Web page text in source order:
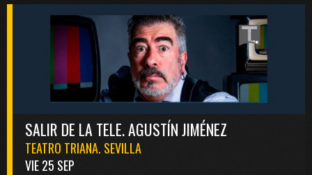
SALIR DE LA TELE. AGUSTÍN JIMÉNEZ
TEATRO TRIANA. SEVILLA
VIE 25 SEP